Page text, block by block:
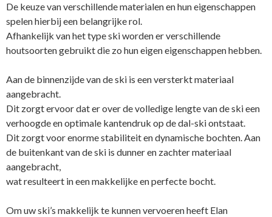
De keuze van verschillende materialen en hun eigenschappen
spelen hierbij een belangrijke rol.
Afhankelijk van het type ski worden er verschillende
houtsoorten gebruikt die zo hun eigen eigenschappen hebben.
Aan de binnenzijde van de ski is een versterkt materiaal
aangebracht.
Dit zorgt ervoordat er over de volledige lengte van de ski een
verhoogde en optimale kantendruk op de dal-ski ontstaat.
Dit zorgt voor enorme stabiliteit en dynamische bochten. Aan
de buitenkant van de ski is dunner en zachter materiaal
aangebracht,
wat resulteert in een makkelijke en perfecte bocht.
Om uw ski’s makkelijk te kunnen vervoeren heeft Elan